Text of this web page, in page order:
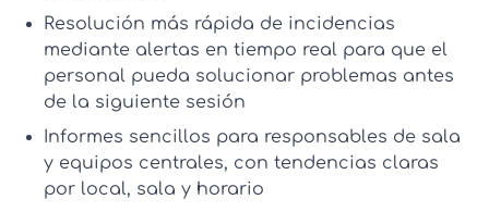
Resolución más rápida de incidencias
mediante alertas en tiempo real para que el
personal pueda solucionar problemas antes
de la siguiente sesión
Informes sencillos para responsables de sala
y equipos centrales, con tendencias claras
por local, sala y horario